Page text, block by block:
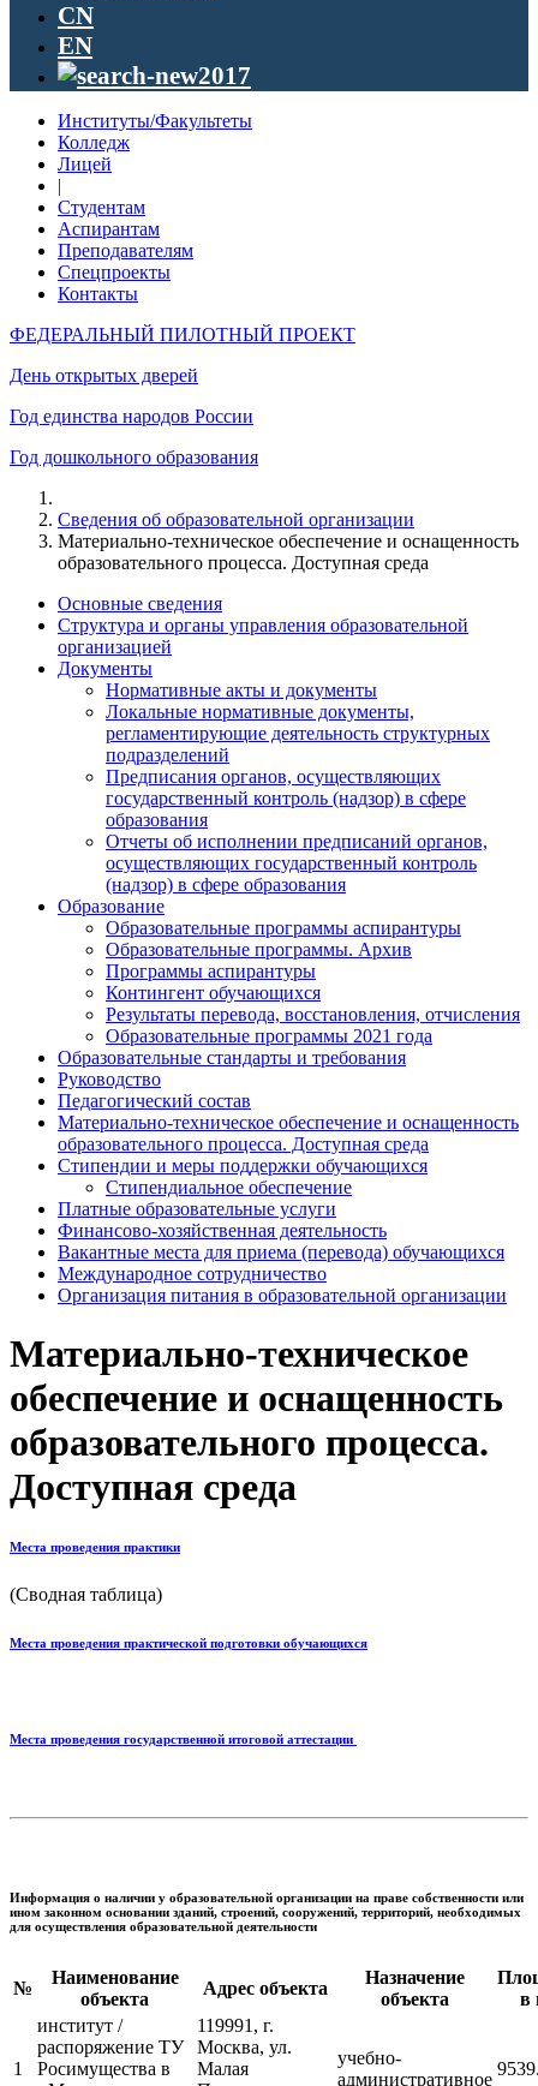
CN
EN
Институты/Факультеты
Колледж
Лицей
|
Студентам
Аспирантам
Преподавателям
Спецпроекты
Контакты
ФЕДЕРАЛЬНЫЙ ПИЛОТНЫЙ ПРОЕКТ
День открытых дверей
Год единства народов России
Год дошкольного образования
Сведения об образовательной организации
Материально-техническое обеспечение и оснащенность
образовательного процесса. Доступная среда
Основные сведения
Структура и органы управления образовательной
организацией
Документы
Нормативные акты и документы
Локальные нормативные документы,
регламентирующие деятельность структурных
подразделений
Предписания органов, осуществляющих
государственный контроль (надзор) в сфере
образования
Отчеты об исполнении предписаний органов,
осуществляющих государственный контроль
(надзор) в сфере образования
Образование
Образовательные программы аспирантуры
Образовательные программы. Архив
Программы аспирантуры
Контингент обучающихся
Результаты перевода, восстановления, отчисления
Образовательные программы 2021 года
Образовательные стандарты и требования
Руководство
Педагогический состав
Материально-техническое обеспечение и оснащенность
образовательного процесса. Доступная среда
Стипендии и меры поддержки обучающихся
Стипендиальное обеспечение
Платные образовательные услуги
Финансово-хозяйственная деятельность
Вакантные места для приема (перевода) обучающихся
Международное сотрудничество
Организация питания в образовательной организации
Материально-техническое
обеспечение и оснащенность
образовательного процесса.
Доступная среда
Места проведения практики
(Сводная таблица)
Места проведения практической подготовки обучающихся
Места проведения государственной итоговой аттестации
Информация о наличии у образовательной организации на праве собственности или
ином законном основании зданий, строений, сооружений, территорий, необходимых
для осуществления образовательной деятельности
№
Наименование
объекта
Адрес объекта
Назначение
объекта
в
1
институт /
распоряжение ТУ
Росимущества в
119991, г.
Москва, ул.
Малая
учебно-
административное